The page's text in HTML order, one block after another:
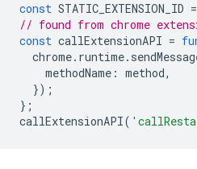
const STATIC_EXTENSION_ID =
// found from chrome
const callExtensionAPI =
chrome. runtime.
methodName : method,
});
};
callExtensionAPI(